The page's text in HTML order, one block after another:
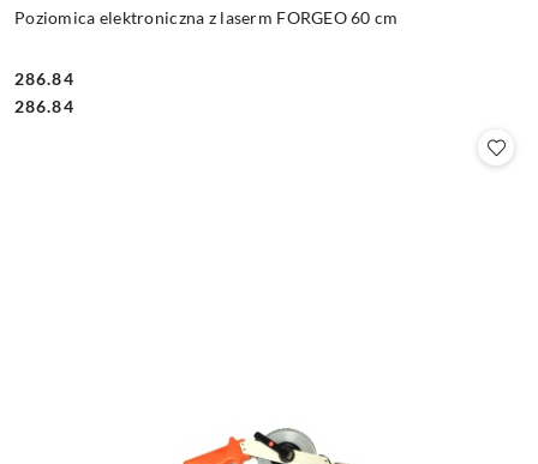
Poziomica elektroniczna z laserm FORGEO 60 cm
Cena:
286.84
Cena:
286.84